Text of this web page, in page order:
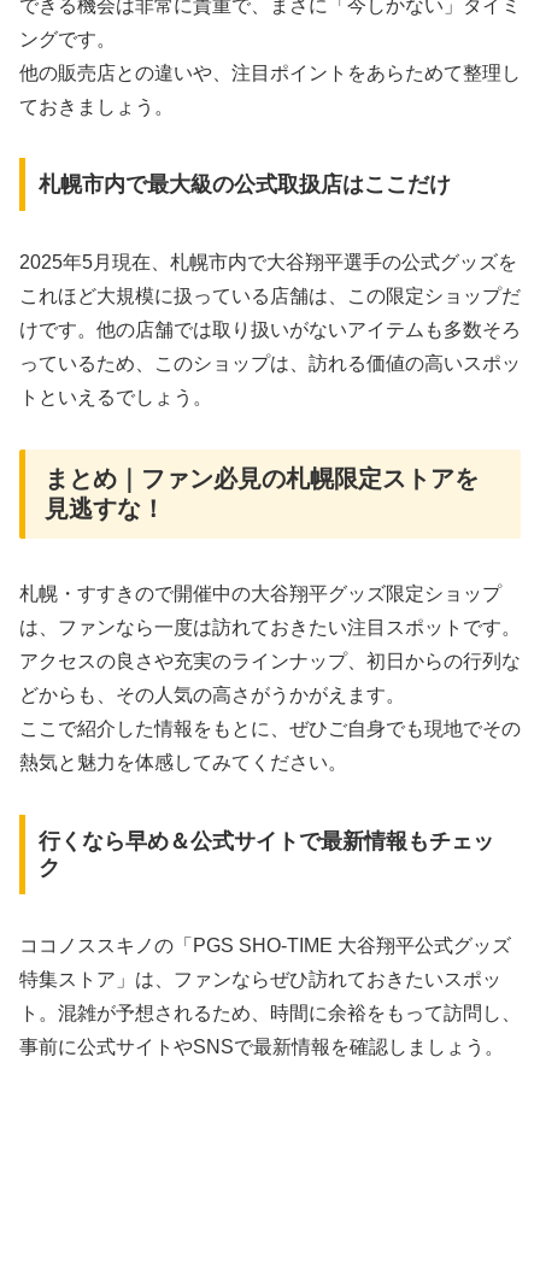
できる機会は非常に貴重で、まさに「今しかない」タイミ
ングです。
他の販売店との違いや、注目ポイントをあらためて整理し
ておきましょう。
札幌市内で最大級の公式取扱店はここだけ
2025年5月現在、札幌市内で大谷翔平選手の公式グッズを
これほど大規模に扱っている店舗は、この限定ショップだ
けです。他の店舗では取り扱いがないアイテムも多数そろ
っているため、このショップは、訪れる価値の高いスポッ
トといえるでしょう。
まとめ｜ファン必見の札幌限定ストアを
見逃すな！
札幌・すすきので開催中の大谷翔平グッズ限定ショップ
は、ファンなら一度は訪れておきたい注目スポットです。
アクセスの良さや充実のラインナップ、初日からの行列な
どからも、その人気の高さがうかがえます。
ここで紹介した情報をもとに、ぜひご自身でも現地でその
熱気と魅力を体感してみてください。
行くなら早め＆公式サイトで最新情報もチェッ
ク
ココノススキノの「PGS SHO-TIME 大谷翔平公式グッズ
特集ストア」は、ファンならぜひ訪れておきたいスポッ
ト。混雑が予想されるため、時間に余裕をもって訪問し、
事前に公式サイトやSNSで最新情報を確認しましょう。